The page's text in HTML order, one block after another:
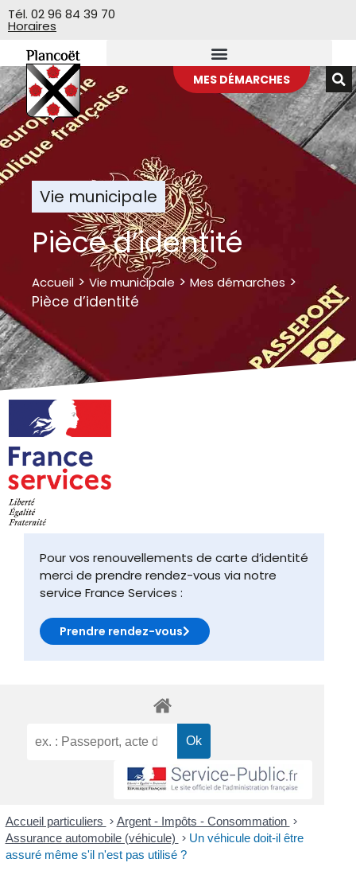
Veuillez
noter
site
Web
comprend
un
système
d'accessibilité.
Tél. 02 96 84 39 70
Horaires
MES DÉMARCHES
Vie municipale
Pièce d’identité
Accueil > Vie municipale > Mes démarches >
Pièce d’identité
Pour vos renouvellements de carte d’identité
merci de prendre rendez-vous via notre
service France Services :
Prendre rendez-vous
Accueil particuliers > Argent - Impôts - Consommation >
Assurance automobile (véhicule) > Un véhicule doit-il être
assuré même s'il n'est pas utilisé ?